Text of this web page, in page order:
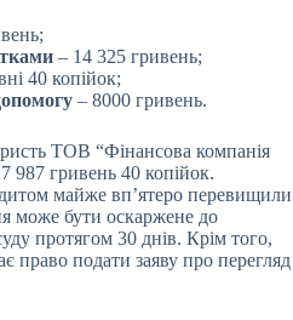
– 14 325 гривень;
40 копійок;
– 8000 гривень.
ТОВ “Фінансова компанія
987 гривень 40 копійок.
майже вп’ятеро перевищили
може бути оскаржене до
протягом 30 днів. Крім того,
право подати заяву про перегляд